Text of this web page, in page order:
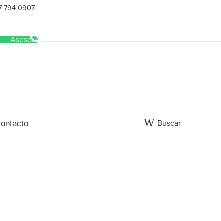
794 0907
Asesor
Buscar